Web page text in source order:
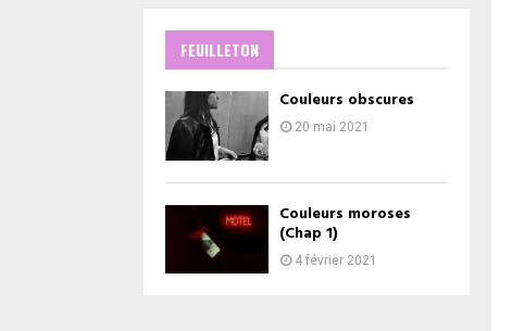
FEUILLETON
Couleurs obscures
20 mai 2021
Couleurs moroses
(Chap 1)
4 février 2021